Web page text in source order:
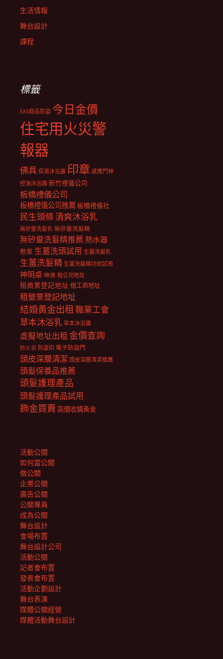
生活情報
舞台設計
課程
標籤
EAS商品防盜 今日金價
住宅用火災警
報器
佛具 保濕沐浴露 印章 感應門神
控油沐浴露 新竹禮儀公司
板橋禮儀公司
板橋禮儀公司推薦板橋禮儀社
民生頭條清爽沐浴乳
無矽靈洗髮乳 無矽靈洗髮精
無矽靈洗髮精推薦 熱水器
熱泵 生薑洗頭試用 生薑洗髮乳
生薑洗髮精 生薑洗髮精功效試用
神明桌 神桌 租公司地址
租商業登記地址 租工商地址
租營業登記地址
結婚黃金出租職業工會
草本沐浴乳 草本沐浴露
虛擬地址出租 金價查詢
防火泥 防盜扣 電子防盜門
頭皮深層清潔 頭皮深層清潔推薦
頭髮保養品推薦
頭髮護理產品
頭髮護理產品試用
飾金買賣 高價收購黃金
活動公關
如何當公關
做公關
企業公關
廣告公關
公關專員
成為公關
舞台設計
會場布置
舞台設計公司
活動公關
記者會布置
發表會布置
活動企劃設計
舞台表演
媒體公關經營
媒體活動舞台設計